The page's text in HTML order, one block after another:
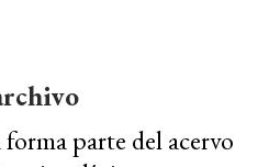
parte del acervo